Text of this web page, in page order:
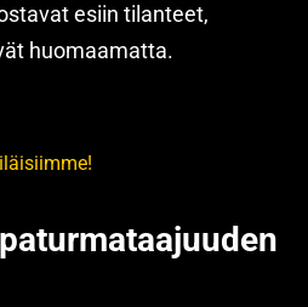
esiin tilanteet,
huomaamatta.